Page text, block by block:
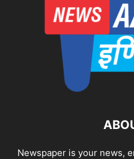
Newspaper is your news,